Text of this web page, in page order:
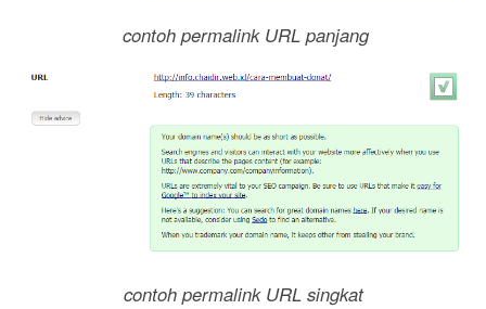
contoh permalink URL panjang
contoh permalink URL singkat